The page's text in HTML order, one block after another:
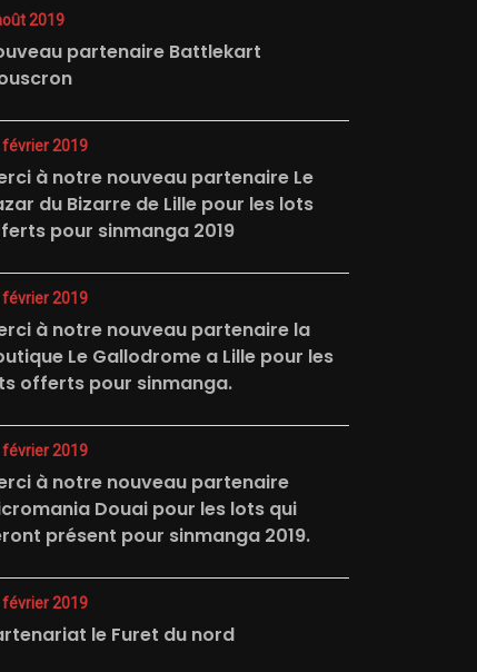
2019
partenaire Battlekart
février 2019
à notre nouveau partenaire Le
du Bizarre de Lille pour les lots
pour sinmanga 2019
février 2019
à notre nouveau partenaire la
Le Gallodrome a Lille pour les
offerts pour sinmanga.
février 2019
à notre nouveau partenaire
Douai pour les lots qui
présent pour sinmanga 2019.
février 2019
le Furet du nord